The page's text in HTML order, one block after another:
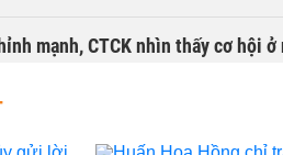
mạnh, CTCK nhìn thấy cơ hội ở